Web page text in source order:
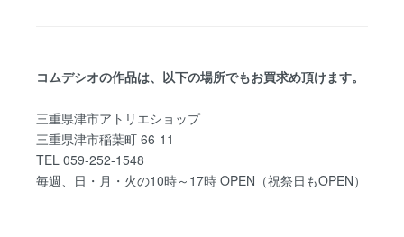
コムデシオの作品は、以下の場所でもお買求め頂けます。
三重県津市アトリエショップ
三重県津市稲葉町 66-11
TEL 059-252-1548
毎週、日・月・火の10時～17時 OPEN（祝祭日もOPEN）